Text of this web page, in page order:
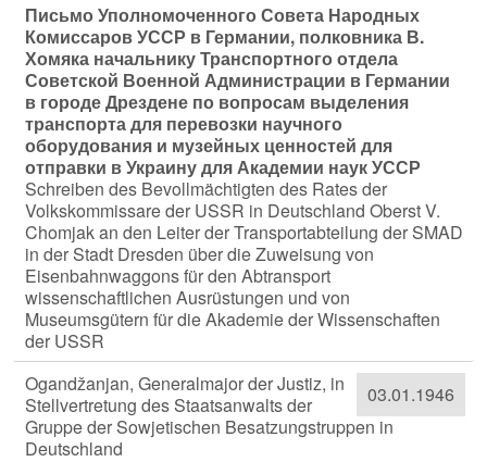
Письмо Уполномоченного Совета Народных
Комиссаров УССР в Германии, полковника В.
Хомяка начальнику Транспортного отдела
Советской Военной Администрации в Германии
в городе Дрездене по вопросам выделения
транспорта для перевозки научного
оборудования и музейных ценностей для
отправки в Украину для Академии наук УССР
Schreiben des Bevollmächtigten des Rates der
Volkskommissare der USSR in Deutschland Oberst V.
Chomjak an den Leiter der Transportabteilung der SMAD
in der Stadt Dresden über die Zuweisung von
Eisenbahnwaggons für den Abtransport
wissenschaftlichen Ausrüstungen und von
Museumsgütern für die Akademie der Wissenschaften
der USSR
03.01.1946
Ogandžanjan, Generalmajor der Justiz, in
Stellvertretung des Staatsanwalts der
Gruppe der Sowjetischen Besatzungstruppen in
Deutschland